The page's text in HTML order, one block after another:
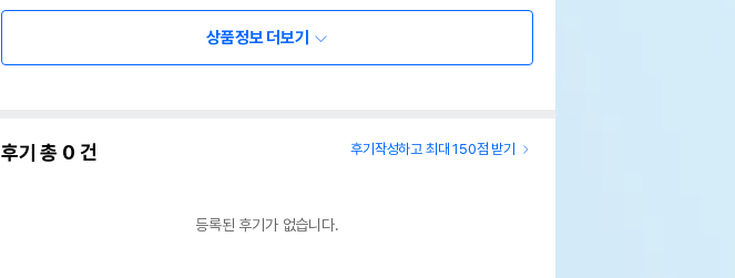
상품정보 더보기
후기 총 0 건 후기작성하고 최대 150점 받기
등록된 후기가 없습니다.